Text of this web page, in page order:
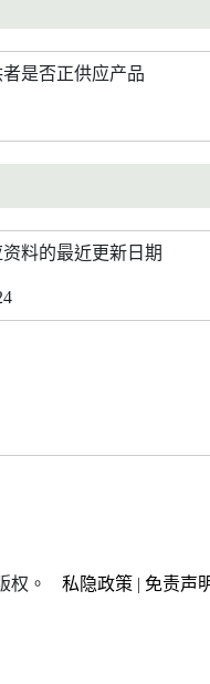
是否正供应产品
料的最近更新日期
权。 私隐政策 | 免责声